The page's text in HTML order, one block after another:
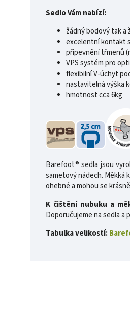
Sedlo Vám nabízí:
žádný bodový tak a
excelentní kontakt
připevnění třmenů
VPS systém pro
flexibilní V-úchyt
nastavitelná výška
hmotnost cca 6kg
Barefoot® sedla jsou
sametový nádech. Měkká
ohebné a mohou se
K čištění nubuku a
Doporučujeme na sedla a
Tabulka velikostí: